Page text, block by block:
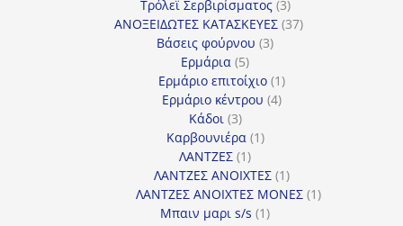
προϊόντα
Τρόλεϊ Σερβιρίσματος 33
προϊόντα
ΑΝΟΞΕΙΔΩΤΕΣ ΚΑΤΑΣΚΕΥΕΣ 3737
Βάσεις φούρνου 33
Ερμάρια 55
προϊόντα
Ερμάριο επιτοίχιο 11
προϊόν
Ερμάριο κέντρου 44
Κάδοι 33
προϊόντα
Καρβουνιέρα 11
ΛΑΝΤΖΕΣ 11
προϊόν
ΛΑΝΤΖΕΣ ΑΝΟΙΧΤΕΣ 11
προϊόν
ΛΑΝΤΖΕΣ ΑΝΟΙΧΤΕΣ ΜΟΝΕΣ 11
Μπαιν μαρι s/s 11